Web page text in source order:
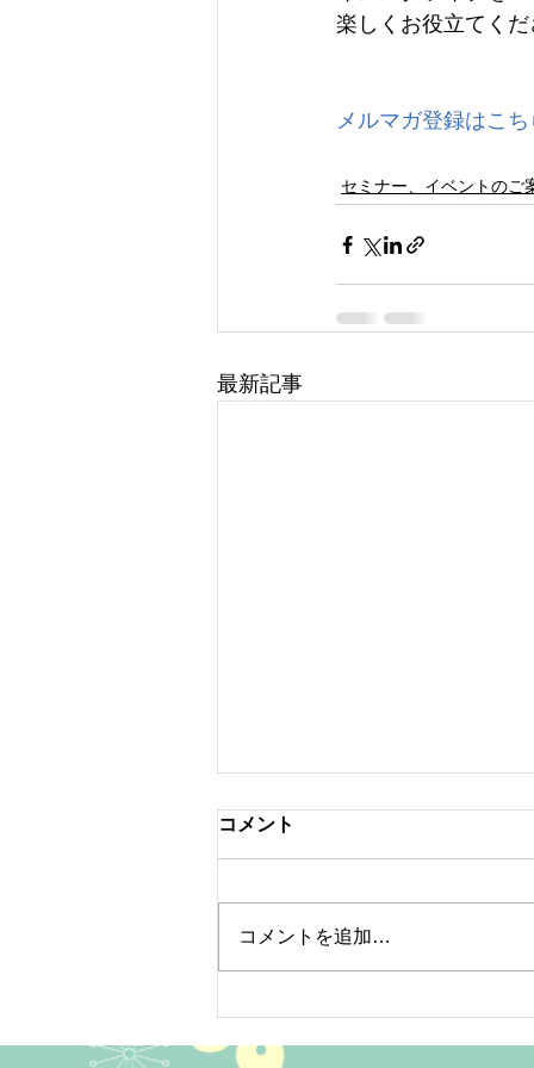
楽しくお役立てく
メルマガ登録はこち
セミナー、イベントのご
最新記事
コメント
コメントを追加…